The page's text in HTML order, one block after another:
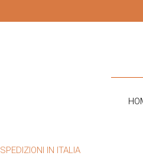
SPEDIZIONI IN ITALIA